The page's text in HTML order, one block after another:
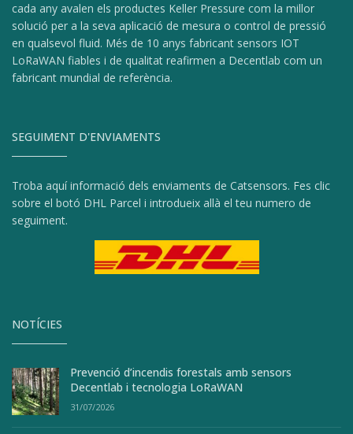
cada any avalen els productes Keller Pressure com la millor
solució per a la seva aplicació de mesura o control de pressió
en qualsevol fluid. Més de 10 anys fabricant sensors IOT
LoRaWAN fiables i de qualitat reafirmen a Decentlab com un
fabricant mundial de referència.
SEGUIMENT D'ENVIAMENTS
Troba aquí informació dels enviaments de Catsensors. Fes clic
sobre el botó DHL Parcel i introdueix allà el teu numero de
seguiment.
NOTÍCIES
Prevenció d’incendis forestals amb sensors
Decentlab i tecnologia LoRaWAN
31/07/2026